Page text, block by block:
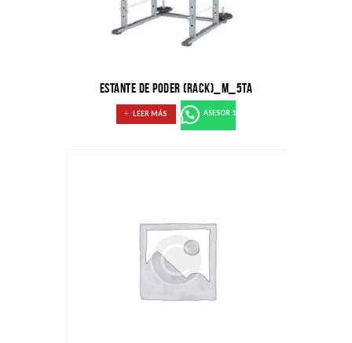
ESTANTE DE PODER (RACK)_M_5TA
LEER MÁS ASESOR 1